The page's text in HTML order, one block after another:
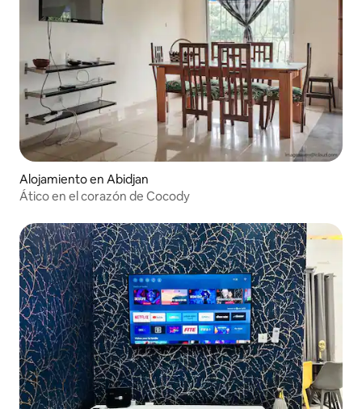
Alojamiento en Abidjan
Ático en el corazón de Cocody